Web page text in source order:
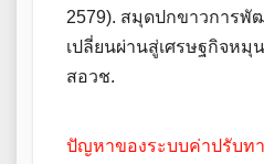
2579). สมุดปกขาวการพั
เปลี่ยนผ่านสู่เศรษฐกิจหมุ
สอวช.
ปัญหาของระบบค่าปรับท